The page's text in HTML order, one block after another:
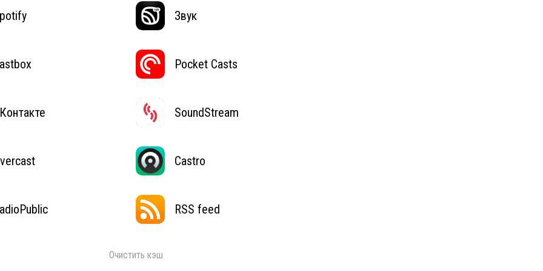
Звук
Pocket Casts
SoundStream
Castro
RSS feed
Очистить кэш